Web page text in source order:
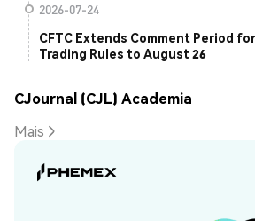
2026-07-24
CFTC Extends Comment Period
Trading Rules to August 26
CJournal (CJL) Academia
Mais